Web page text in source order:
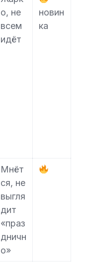
о, не
всем
идёт
новин
ка
Мнёт
ся, не
выгля
дит
«праз
дничн
о»